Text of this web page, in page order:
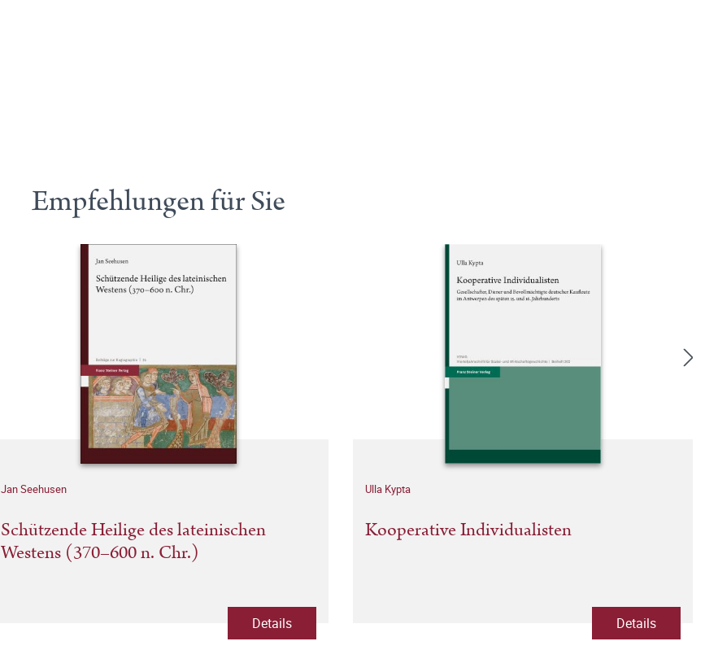
Empfehlungen für Sie
Jan Seehusen
Schützende Heilige des lateinischen
Westens (370–600 n. Chr.)
Details
Ulla Kypta
Kooperative Individualisten
Details